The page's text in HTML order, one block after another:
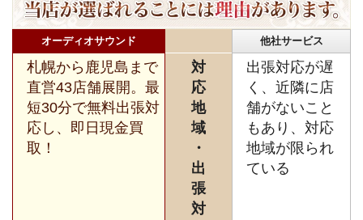
オーディオサウンド 他社サービス
札幌から鹿児島まで
直営43店舗展開。最
短30分で無料出張対
応し、即日現金買
取！
対
応
地
域
・
出
張
対
出張対応が遅
く、近隣に店
舗がないこと
もあり、対応
地域が限られ
ている